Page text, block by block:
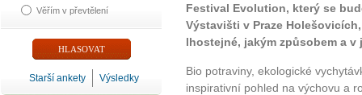
Věřím v převtělení
Starší ankety Výsledky
Festival Evolution, který se
Výstavišti v Praze
lhostejné, jakým způsobem a v
Bio potraviny, ekologické
inspirativní pohled na výchovu a